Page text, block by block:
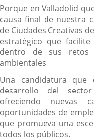
Porque en Valladolid
causa final de nuestra
de Ciudades Creativas
estratégico que
dentro de sus retos
ambientales.
Una candidatura
desarrollo del
ofreciendo nuevas
oportunidades de
que promueva una
todos los públicos.